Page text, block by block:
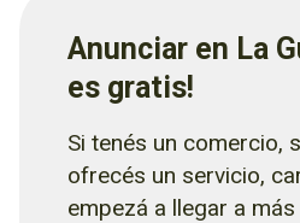
Anunciar en La
es gratis!
Si tenés un comercio,
ofrecés un servicio,
empezá a llegar a más